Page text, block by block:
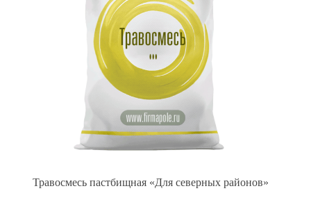
Травосмесь пастбищная «Для северных районов»